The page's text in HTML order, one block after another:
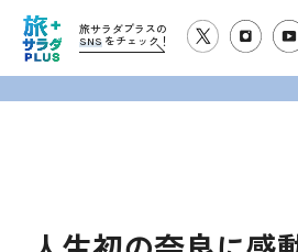
旅サラダプラスの
SNS をチェック！